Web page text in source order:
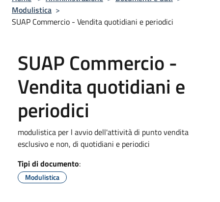
Modulistica >
SUAP Commercio - Vendita quotidiani e periodici
SUAP Commercio -
Vendita quotidiani e
periodici
modulistica per l avvio dell'attività di punto vendita
esclusivo e non, di quotidiani e periodici
Tipi di documento:
Modulistica